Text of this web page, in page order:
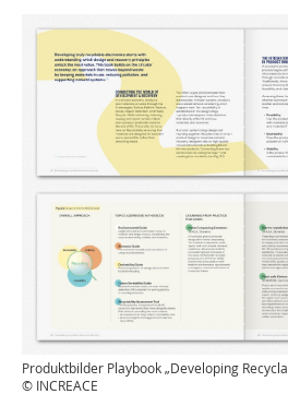
Produktbilder Playbook „Developing
© INCREACE